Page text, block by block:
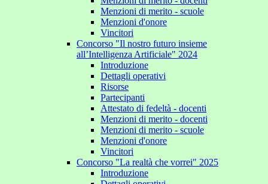
Menzioni di merito - scuole
Menzioni d'onore
Vincitori
Concorso "Il nostro futuro insieme
all’Intelligenza Artificiale" 2024
Introduzione
Dettagli operativi
Risorse
Partecipanti
Attestato di fedeltà - docenti
Menzioni di merito - docenti
Menzioni di merito - scuole
Menzioni d'onore
Vincitori
Concorso "La realtà che vorrei" 2025
Introduzione